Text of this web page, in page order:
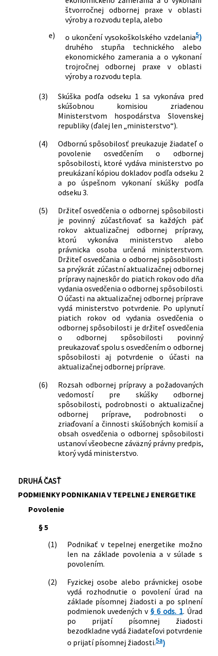
štvorročnej odbornej praxe v oblasti
výroby a rozvodu tepla, alebo
e)
o ukončení vysokoškolského vzdelania5)
druhého stupňa technického alebo
ekonomického zamerania a o vykonaní
trojročnej odbornej praxe v oblasti
výroby a rozvodu tepla.
(3)
Skúška podľa odseku 1 sa vykonáva pred
skúšobnou komisiou zriadenou
Ministerstvom hospodárstva Slovenskej
republiky (ďalej len „ministerstvo“).
(4)
Odbornú spôsobilosť preukazuje žiadateľ o
povolenie osvedčením o odbornej
spôsobilosti, ktoré vydáva ministerstvo po
preukázaní kópiou dokladov podľa odseku 2
a po úspešnom vykonaní skúšky podľa
odseku 3.
(5)
Držiteľ osvedčenia o odbornej spôsobilosti
je povinný zúčastňovať sa každých päť
rokov aktualizačnej odbornej prípravy,
ktorú vykonáva ministerstvo alebo
právnicka osoba určená ministerstvom.
Držiteľ osvedčania o odbornej spôsobilosti
sa prvýkrát zúčastní aktualizačnej odbornej
prípravy najneskôr do piatich rokov odo dňa
vydania osvedčenia o odbornej spôsobilosti.
O účasti na aktualizačnej odbornej príprave
vydá ministerstvo potvrdenie. Po uplynutí
piatich rokov od vydania osvedčenia o
odbornej spôsobilosti je držiteľ osvedčenia
o odbornej spôsobilosti povinný
preukazovať spolu s osvedčením o odbornej
spôsobilosti aj potvrdenie o účasti na
aktualizačnej odbornej príprave.
(6)
Rozsah odbornej prípravy a požadovaných
vedomostí pre skúšky odbornej
spôsobilosti, podrobnosti o aktualizačnej
odbornej príprave, podrobnosti o
zriaďovaní a činnosti skúšobných komisií a
obsah osvedčenia o odbornej spôsobilosti
ustanoví všeobecne záväzný právny predpis,
ktorý vydá ministerstvo.
DRUHÁ ČASŤ
PODMIENKY PODNIKANIA V TEPELNEJ ENERGETIKE
Povolenie
§ 5
(1)
Podnikať v tepelnej energetike možno
len na základe povolenia a v súlade s
povolením.
(2)
Fyzickej osobe alebo právnickej osobe
vydá rozhodnutie o povolení úrad na
základe písomnej žiadosti a po splnení
podmienok uvedených v§ 6 ods. 1. Úrad
po prijatí písomnej žiadosti
bezodkladne vydá žiadateľovi potvrdenie
o prijatí písomnej žiadosti.5a)